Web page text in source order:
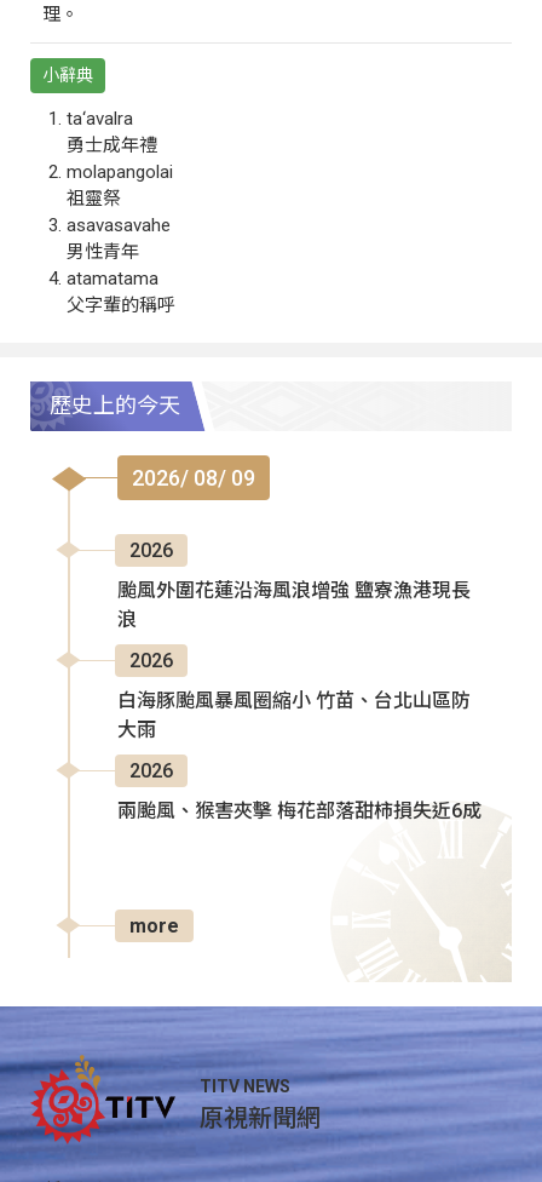
理。
小辭典
ta‘avalra
勇士成年禮
molapangolai
祖靈祭
asavasavahe
男性青年
atamatama
父字輩的稱呼
歷史上的今天
2026/ 08/ 09
2026
颱風外圍花蓮沿海風浪增強 鹽寮漁港現長
浪
2026
白海豚颱風暴風圈縮小 竹苗、台北山區防
大雨
2026
兩颱風、猴害夾擊 梅花部落甜柿損失近6成
more
TITV NEWS
原視新聞網